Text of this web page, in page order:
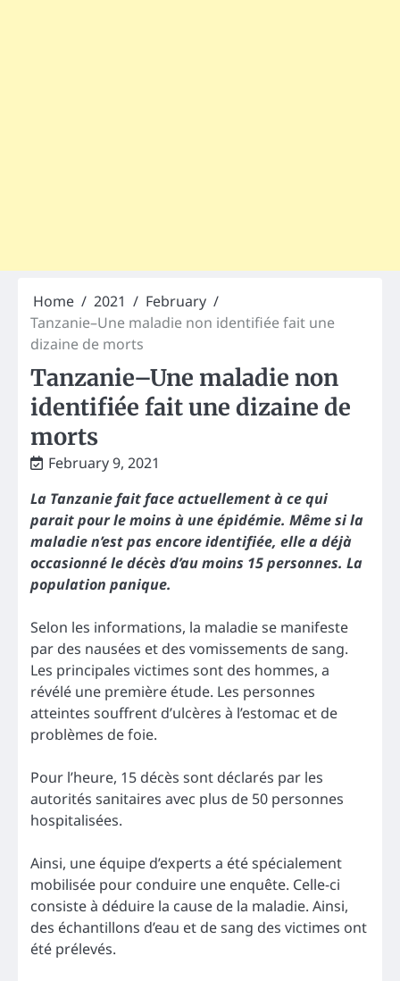
Home 2021
February
Tanzanie–Une maladie non identifiée fait une
dizaine de morts
Tanzanie–Une maladie non
identifiée fait une dizaine de
morts
February 9, 2021
La Tanzanie fait face actuellement à ce qui
parait pour le moins à une épidémie. Même si la
maladie n’est pas encore identifiée, elle a déjà
occasionné le décès d’au moins 15 personnes. La
population panique.
Selon les informations, la maladie se manifeste
par des nausées et des vomissements de sang.
Les principales victimes sont des hommes, a
révélé une première étude. Les personnes
atteintes souffrent d’ulcères à l’estomac et de
problèmes de foie.
Pour l’heure, 15 décès sont déclarés par les
autorités sanitaires avec plus de 50 personnes
hospitalisées.
Ainsi, une équipe d’experts a été spécialement
mobilisée pour conduire une enquête. Celle-ci
consiste à déduire la cause de la maladie. Ainsi,
des échantillons d’eau et de sang des victimes ont
été prélevés.